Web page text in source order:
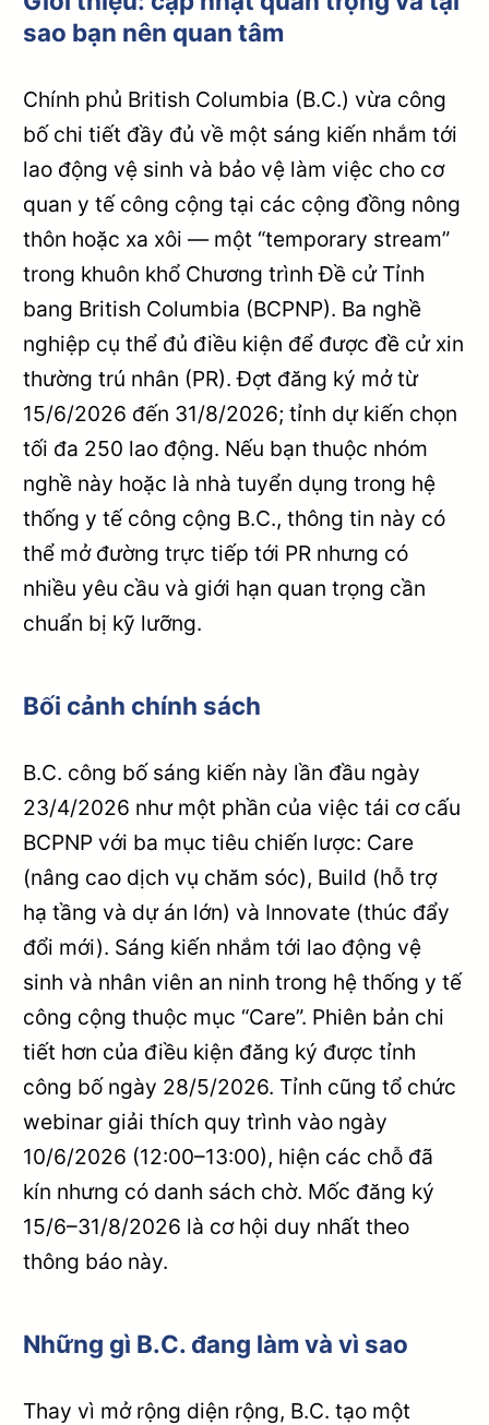
sao bạn nên quan tâm
Chính phủ British Columbia (B.C.) vừa công
bố chi tiết đầy đủ về một sáng kiến nhắm tới
lao động vệ sinh và bảo vệ làm việc cho cơ
quan y tế công cộng tại các cộng đồng nông
thôn hoặc xa xôi — một “temporary stream”
trong khuôn khổ Chương trình Đề cử Tỉnh
bang British Columbia (BCPNP). Ba nghề
nghiệp cụ thể đủ điều kiện để được đề cử xin
thường trú nhân (PR). Đợt đăng ký mở từ
15/6/2026 đến 31/8/2026; tỉnh dự kiến chọn
tối đa 250 lao động. Nếu bạn thuộc nhóm
nghề này hoặc là nhà tuyển dụng trong hệ
thống y tế công cộng B.C., thông tin này có
thể mở đường trực tiếp tới PR nhưng có
nhiều yêu cầu và giới hạn quan trọng cần
chuẩn bị kỹ lưỡng.
Bối cảnh chính sách
B.C. công bố sáng kiến này lần đầu ngày
23/4/2026 như một phần của việc tái cơ cấu
BCPNP với ba mục tiêu chiến lược: Care
(nâng cao dịch vụ chăm sóc), Build (hỗ trợ
hạ tầng và dự án lớn) và Innovate (thúc đẩy
đổi mới). Sáng kiến nhắm tới lao động vệ
sinh và nhân viên an ninh trong hệ thống y tế
công cộng thuộc mục “Care”. Phiên bản chi
tiết hơn của điều kiện đăng ký được tỉnh
công bố ngày 28/5/2026. Tỉnh cũng tổ chức
webinar giải thích quy trình vào ngày
10/6/2026 (12:00–13:00), hiện các chỗ đã
kín nhưng có danh sách chờ. Mốc đăng ký
15/6–31/8/2026 là cơ hội duy nhất theo
thông báo này.
Những gì B.C. đang làm và vì sao
Thay vì mở rộng diện rộng, B.C. tạo một